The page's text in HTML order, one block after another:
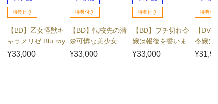
特典付き
【BD】乙女怪獣キ
ャラメリゼ Blu-ray
BOX
¥33,000
特典付き
【BD】転校先の清
楚可憐な美少女
が、昔男子と思っ
¥33,000
特典付き
【BD】ブチ切れ令
嬢は報復を誓いま
した。 ～魔導書の
¥33,000
特典付
【
令嬢は
ました